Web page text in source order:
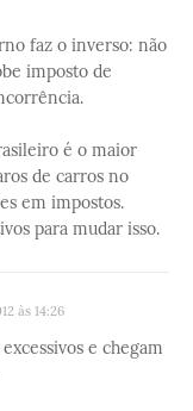
faz o inverso: não
imposto de
é o maior
de carros no
em impostos.
para mudar isso.
às 14:26
e chegam